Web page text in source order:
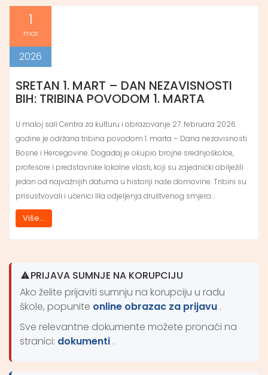
1
mar
2026
SRETAN 1. MART – DAN NEZAVISNOSTI
BIH: TRIBINA POVODOM 1. MARTA
U maloj sali Centra za kulturu i obrazovanje 27. februara 2026.
godine je održana tribina povodom 1. marta – Dana nezavisnosti
Bosne i Hercegovine. Događaj je okupio brojne srednjoškolce,
profesore i predstavnike lokalne vlasti, koji su zajednički obilježili
jedan od najvažnijih datuma u historiji naše domovine. Tribini su
prisustvovali i učenici IIIa odjeljenja društvenog smjera…
Više...
PRIJAVA SUMNJE NA KORUPCIJU
Ako želite prijaviti sumnju na korupciju u radu
škole, popunite online obrazac za prijavu .
Sve relevantne dokumente možete pronaći na
stranici: dokumenti .